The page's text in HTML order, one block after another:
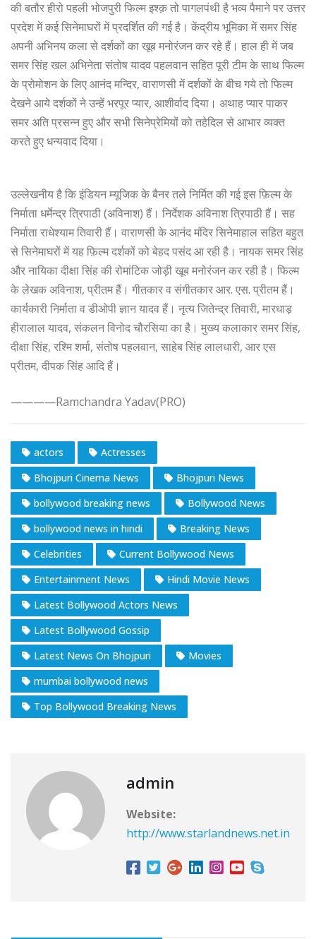
की बतौर हीरो पहली भोजपुरी फिल्म इश्क़ तो पागलपंथी है भव्य पैमाने पर उत्तर
प्रदेश में कई सिनेमाघरों में प्रदर्शित की गई है। केंद्रीय भूमिका में समर सिंह
अपनी अभिनय कला से दर्शकों का खूब मनोरंजन कर रहे हैं। हाल ही में जब
समर सिंह खल अभिनेता संतोष यादव पहलवान सहित पूरी टीम के साथ फिल्म
के प्रोमोशन के लिए आनंद मन्दिर, वाराणसी में दर्शकों के बीच गये तो फिल्म
देखने आये दर्शकों ने उन्हें भरपूर प्यार, आशीर्वाद दिया। अथाह प्यार पाकर
समर अति प्रसन्न हुए और सभी सिनेप्रेमियों को तहेदिल से आभार व्यक्त
करते हुए धन्यवाद दिया।
उल्लेखनीय है कि इंडियन म्यूजिक के बैनर तले निर्मित की गई इस फ़िल्म के
निर्माता धर्मेन्द्र त्रिपाठी (अविनाश) हैं। निर्देशक अविनाश त्रिपाठी हैं। सह
निर्माता राधेश्याम तिवारी हैं। वाराणसी के आनंद मंदिर सिनेमाहाल सहित बहुत
से सिनेमाघरों में यह फ़िल्म दर्शकों को बेहद पसंद आ रही है। नायक समर सिंह
और नायिका दीक्षा सिंह की रोमांटिक जोड़ी खूब मनोरंजन कर रही है। फिल्म
के लेखक अविनाश, प्रीतम हैं। गीतकार व संगीतकार आर. एस. प्रीतम हैं।
कार्यकारी निर्माता व डीओपी ज्ञान यादव हैं। नृत्य जितेन्द्र तिवारी, मारधाड़
हीरालाल यादव, संकलन विनोद चौरसिया का है। मुख्य कलाकार समर सिंह,
दीक्षा सिंह, रश्मि शर्मा, संतोष पहलवान, साहेब सिंह लालधारी, आर एस
प्रीतम, दीपक सिंह आदि हैं।
————Ramchandra Yadav(PRO)
actors
Actresses
Bhojpuri Cinema News
Bhojpuri News
bollywood breaking news
Bollywood News
bollywood news in hindi
Breaking News
Celebrities
Current Bollywood News
Entertainment News
Hindi Movie News
Latest Bollywood Actors News
Latest Bollywood Gossip
Latest News On Bhojpuri
Movies
mumbai bollywood news
Top Bollywood Breaking News
admin
Website:
http://www.starlandnews.net.in